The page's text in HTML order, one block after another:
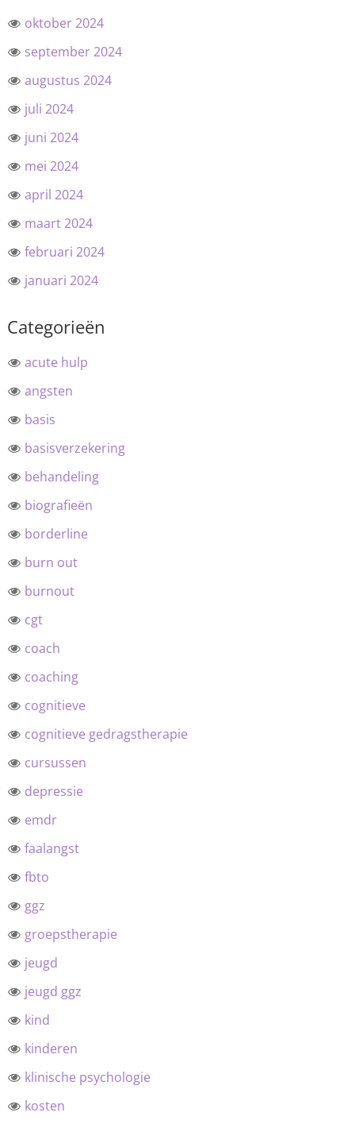
oktober 2024
september 2024
augustus 2024
juli 2024
juni 2024
mei 2024
april 2024
maart 2024
februari 2024
januari 2024
Categorieën
acute hulp
angsten
basis
basisverzekering
behandeling
biografieën
borderline
burn out
burnout
cgt
coach
coaching
cognitieve
cognitieve gedragstherapie
cursussen
depressie
emdr
faalangst
fbto
ggz
groepstherapie
jeugd
jeugd ggz
kind
kinderen
klinische psychologie
kosten